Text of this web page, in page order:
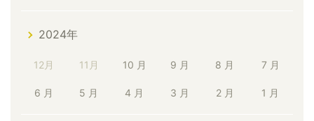
2024年
12月 11月 10 月 9 月 8 月 7 月
6 月 5 月 4 月 3 月 2 月 1 月